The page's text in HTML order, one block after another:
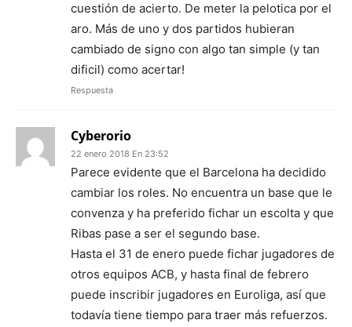
cuestión de acierto. De meter la pelotica por el
aro. Más de uno y dos partidos hubieran
cambiado de signo con algo tan simple (y tan
dificil) como acertar!
Respuesta
Cyberorio
22 enero 2018 En 23:52
Parece evidente que el Barcelona ha decidido
cambiar los roles. No encuentra un base que le
convenza y ha preferido fichar un escolta y que
Ribas pase a ser el segundo base.
Hasta el 31 de enero puede fichar jugadores de
otros equipos ACB, y hasta final de febrero
puede inscribir jugadores en Euroliga, así que
todavía tiene tiempo para traer más refuerzos.